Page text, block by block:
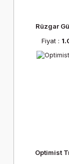
Rüzgar
Fiyat :
Optimist